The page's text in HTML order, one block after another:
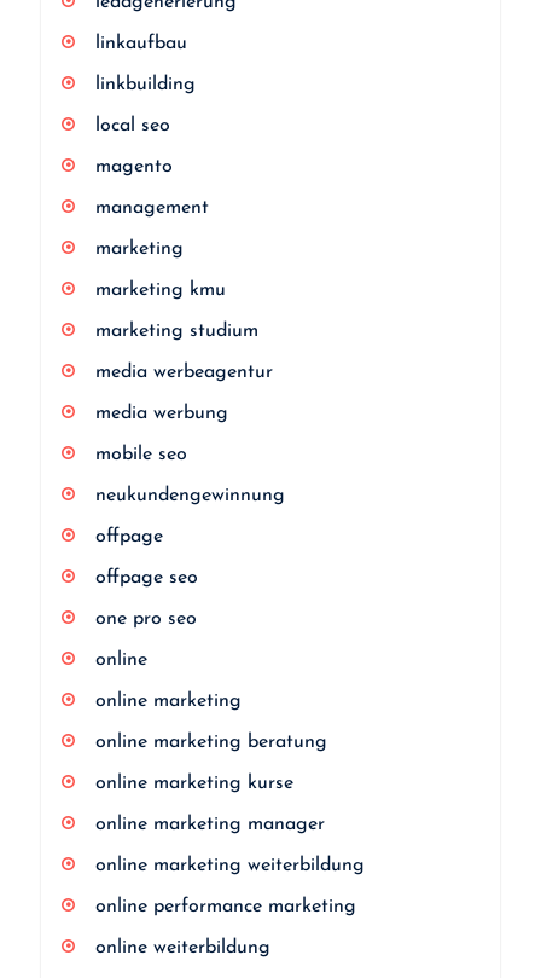
linkaufbau
linkbuilding
local seo
magento
management
marketing
marketing kmu
marketing studium
media werbeagentur
media werbung
mobile seo
neukundengewinnung
offpage
offpage seo
one pro seo
online
online marketing
online marketing beratung
online marketing kurse
online marketing manager
online marketing weiterbildung
online performance marketing
online weiterbildung